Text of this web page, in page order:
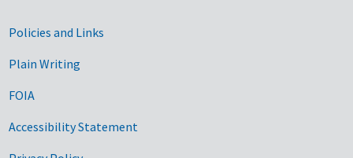
Government Links
Policies and Links
Plain Writing
FOIA
Accessibility Statement